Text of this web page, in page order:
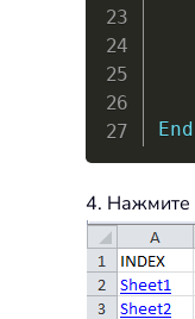
End
4. Нажмите